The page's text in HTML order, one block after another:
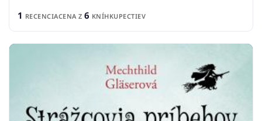
1 RECENCIACENA Z 6 KNÍHKUPECTIEV